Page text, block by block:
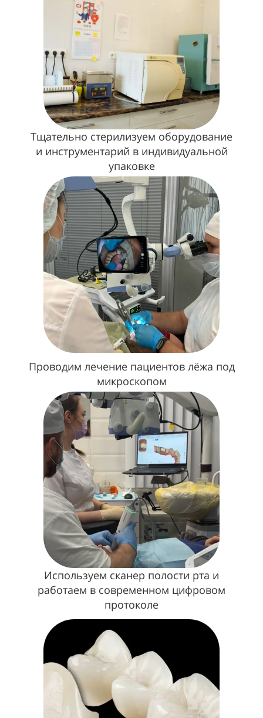
Тщательно стерилизуем оборудование
и инструментарий в индивидуальной
упаковке
Проводим лечение пациентов лёжа под
микроскопом
Используем сканер полости рта и
работаем в современном цифровом
протоколе